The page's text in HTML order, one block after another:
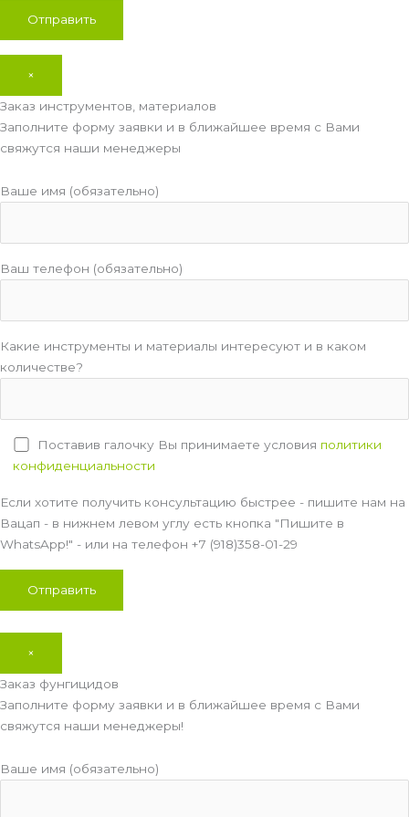
×
Заказ инструментов, материалов
Заполните форму заявки и в ближайшее время с Вами
свяжутся наши менеджеры
Ваше имя (обязательно)
Ваш телефон (обязательно)
Какие инструменты и материалы интересуют и в каком
количестве?
Поставив галочку Вы принимаете условия политики
конфиденциальности
Если хотите получить консультацию быстрее - пишите нам на
Вацап - в нижнем левом углу есть кнопка "Пишите в
WhatsApp!" - или на телефон +7 (918)358-01-29
×
Заказ фунгицидов
Заполните форму заявки и в ближайшее время с Вами
свяжутся наши менеджеры!
Ваше имя (обязательно)